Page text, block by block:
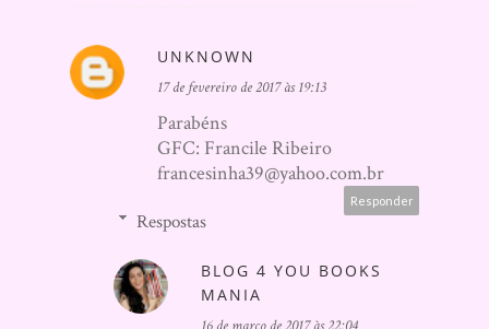
UNKNOWN
17 de fevereiro de 2017 às 19:13
Parabéns
GFC: Francile Ribeiro
francesinha39@yahoo.com.br
Responder
Respostas
BLOG 4 YOU BOOKS
MANIA